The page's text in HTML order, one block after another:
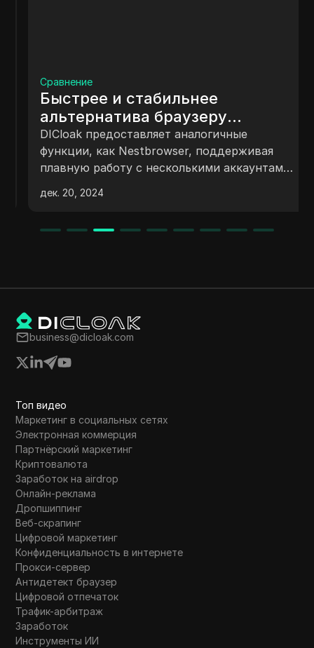
Сравнение
Быстрее и стабильнее
альтернатива браузеру
Nestbrowser
DICloak предоставляет аналогичные
функции, как Nestbrowser, поддерживая
плавную работу с несколькими аккаунтами.
более эффективная защита от блокировки
тысячами аккаунтов с помощью
дек. 20, 2024
business@dicloak.com
Топ видео
Маркетинг в социальных сетях
Электронная коммерция
Партнёрский маркетинг
Криптовалюта
Заработок на airdrop
Онлайн-реклама
Дропшиппинг
Веб-скрапинг
Цифровой маркетинг
Конфиденциальность в интернете
Прокси-сервер
Антидетект браузер
Цифровой отпечаток
Трафик-арбитраж
Заработок
Инструменты ИИ